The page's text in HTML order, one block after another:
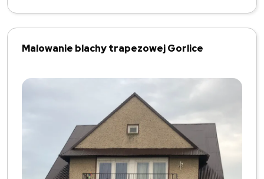
Malowanie blachy trapezowej Gorlice